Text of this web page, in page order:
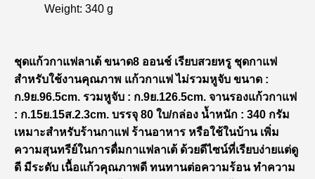
Weight: 340 g
ชุดแก้วกาแฟลาเต้ ขนาด8 ออนช์ เรียบสวยหรู ชุดกาแฟ
สำหรับใช้งานคุณภาพ แก้วกาแฟ ไม่รวมหูจับ ขนาด :
ก.9ย.96.5cm. รวมหูจับ : ก.9ย.126.5cm. จานรองแก้วกาแฟ
: ก.15ย.15ส.2.3cm. บรรจุ 80 ใบ/กล่อง น้ำหนัก : 340 กรัม
เหมาะสำหรับร้านกาแฟ ร้านอาหาร หรือใช้ในบ้าน เพิ่ม
ความสุนทรีย์ในการดื่มกาแฟลาเต้ ด้วยดีไซน์ที่เรียบง่ายแต่ดู
ดี มีระดับ เนื้อแก้วคุณภาพดี ทนทานต่อความร้อน ทำความ